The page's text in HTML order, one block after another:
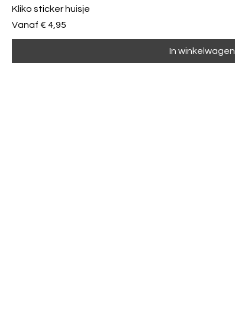
Kliko sticker huisje
Vanaf € 4,95
Verkoopprijs
In winkelwagen